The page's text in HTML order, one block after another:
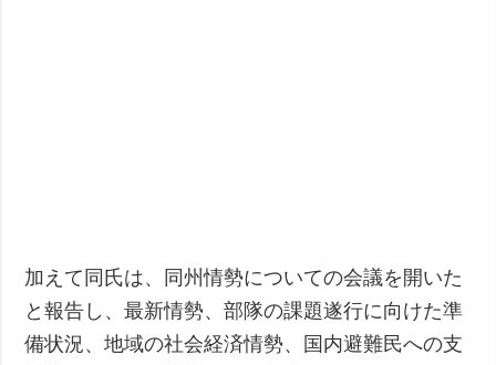
加えて同氏は、同州情勢についての会議を開いた
と報告し、最新情勢、部隊の課題遂行に向けた準
備状況、地域の社会経済情勢、国内避難民への支